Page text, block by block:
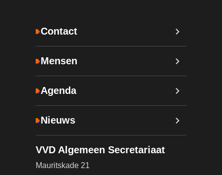
Contact
Mensen
Agenda
Nieuws
VVD Algemeen Secretariaat
Mauritskade 21